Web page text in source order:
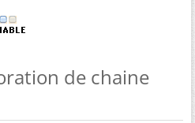
de chaine